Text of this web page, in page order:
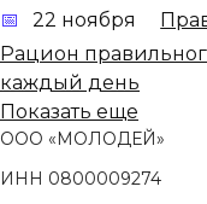
22 ноября
Рацион
каждый день
Показать еще
ООО «МОЛОДЕЙ»
ИНН 0800009274